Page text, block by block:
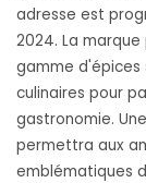
adresse est
2024. La
gamme
culinaires pour
gastronomie.
permettra aux
emblématiques